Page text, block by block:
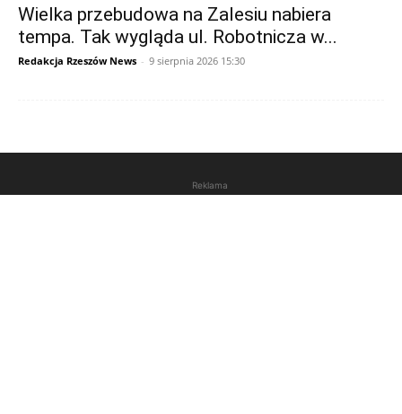
Wielka przebudowa na Zalesiu nabiera
tempa. Tak wygląda ul. Robotnicza w...
Redakcja Rzeszów News - 9 sierpnia 2026 15:30
Reklama